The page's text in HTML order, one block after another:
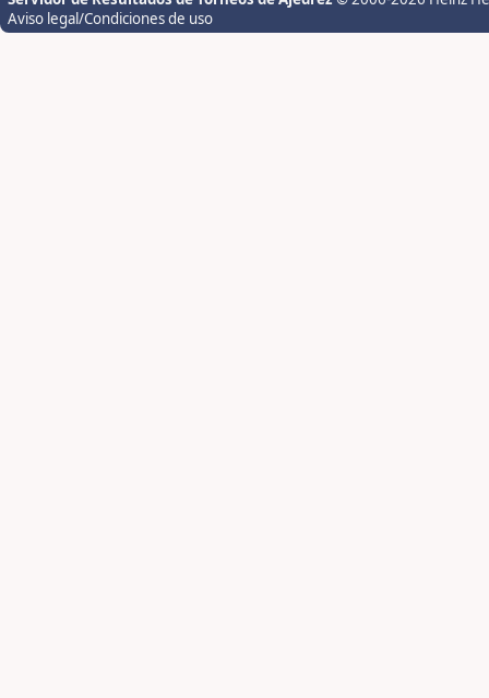
Aviso legal/Condiciones de uso